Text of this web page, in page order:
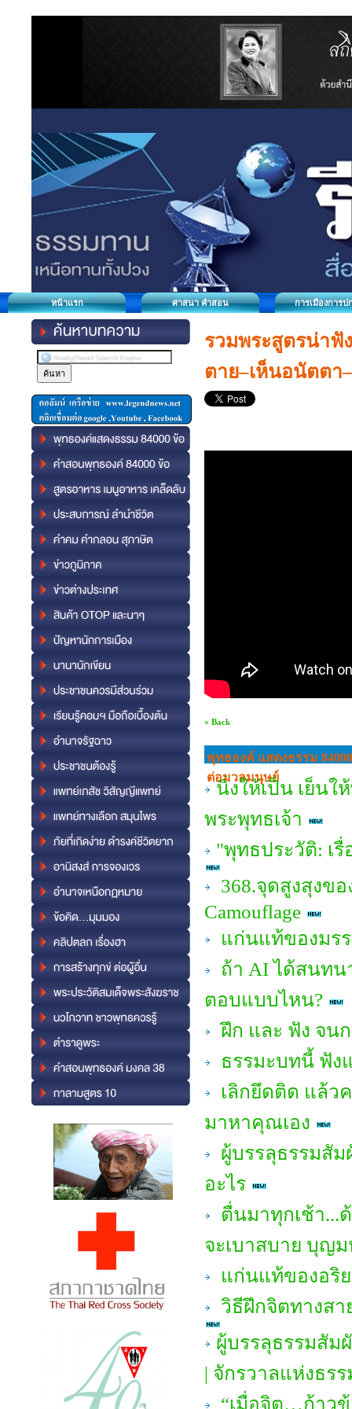
หน้าแรก ศาสนา คำสอน การเมืองการป
รวมพระสูตรน่าฟั
ตาย–เห็นอนัตตา
« Back
พุทธองค์ แสดงธรรม
ต่อมวลมนุษย์
นิ่งให้เป็น เย็นใ
พระพุทธเจ้า
"พุทธประวัติ: เ
368.จุดสูงสุงข
Camouflage
แก่นแท้ของมร
ถ้า AI ได้สนท
ตอบแบบไหน?
ฝึก และ ฟัง จน
ธรรมะบทนี้ ฟัง
เลิกยึดติด แล้ว
มาหาคุณเอง
ผู้บรรลุธรรมสัม
อะไร
ตื่นมาทุกเช้า...
จะเบาสบาย บุญ
แก่นแท้ของอริ
วิธีฝึกจิตทางสา
ผู้บรรลุธรรมสัม
| จักรวาลแห่งธรร
“เมื่อจิต…ก้าว